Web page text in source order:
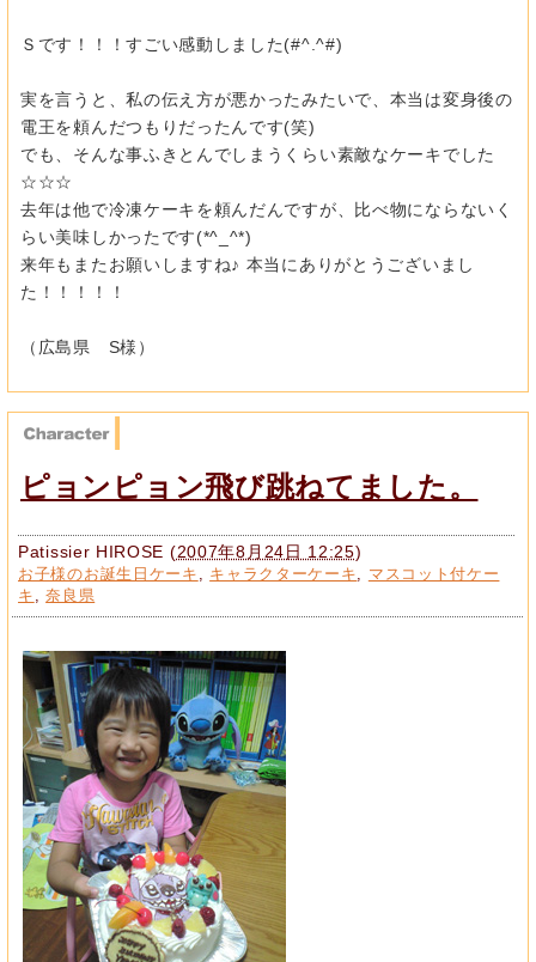
Ｓです！！！すごい感動しました(#^.^#)
実を言うと、私の伝え方が悪かったみたいで、本当は変身後の
電王を頼んだつもりだったんです(笑)
でも、そんな事ふきとんでしまうくらい素敵なケーキでした
☆☆☆
去年は他で冷凍ケーキを頼んだんですが、比べ物にならないく
らい美味しかったです(*^_^*)
来年もまたお願いしますね♪ 本当にありがとうございまし
た！！！！！
（広島県 S様）
ピョンピョン飛び跳ねてました。
Patissier HIROSE (2007年8月24日 12:25)
お子様のお誕生日ケーキ キャラクターケーキ
マスコット付ケー
キ
,奈良県